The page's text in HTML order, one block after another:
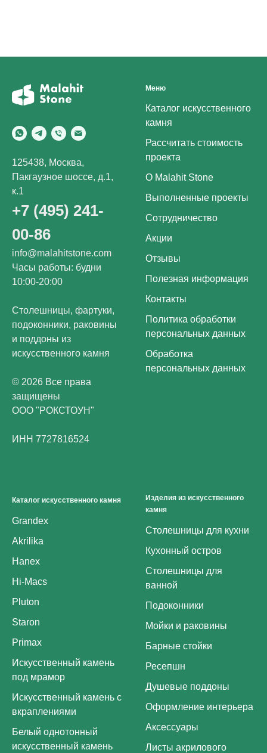
125438, Москва,
Пакгаузное шоссе, д.1,
к.1
+7 (495) 241-
00-86
info@malahitstone.com
Часы работы: будни
10:00-20:00
Столешницы, фартуки,
подоконники, раковины
и поддоны из
искусственного камня
© 2026 Все права
защищены
ООО "РОКСТОУН"
ИНН 7727816524
Меню
Каталог искусственного
камня
Рассчитать стоимость
проекта
О Malahit Stone
Выполненные проекты
Сотрудничество
Акции
Отзывы
Полезная информация
Контакты
Политика обработки
персональных данных
Обработка
персональных данных
Каталог искусственного камня
Grandex
Akrilika
Hanex
Hi-Macs
Pluton
Staron
Primax
Искусственный камень
под мрамор
Искусственный камень с
вкраплениями
Белый однотонный
искусственный камень
Изделия из искусственного
камня
Столешницы для кухни
Кухонный остров
Столешницы для
ванной
Подоконники
Мойки и раковины
Барные стойки
Ресепшн
Душевые поддоны
Оформление интерьера
Аксессуары
Листы акрилового